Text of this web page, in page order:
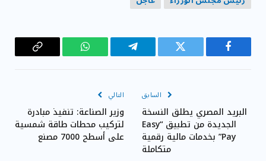
فيسبوك تويتر تيلقرام واتساب
Copy
السابق
البريد المصري يطلق النسخة
الجديدة من تطبيق “Easy
Pay” بخدمات مالية رقمية
متكاملة
التالي
وزير الصناعة: تنفيذ مبادرة
لتركيب محطات طاقة شمسية
على أسطح 7000 مصنع